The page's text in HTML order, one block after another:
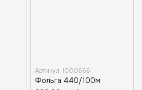
Артикул: 1000666
Фольга 440/100м